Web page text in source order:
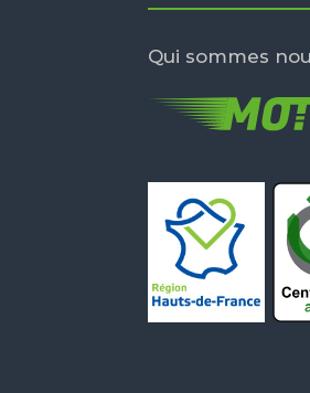
Qui sommes